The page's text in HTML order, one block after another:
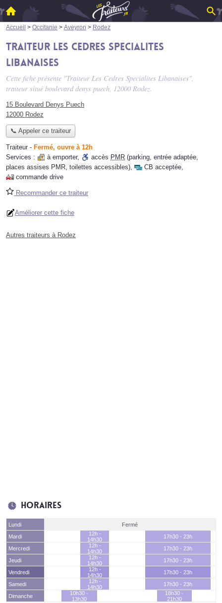
Accueil > Occitanie > Aveyron > Rodez
Traiteur Les Cedres Specialites
Libanaises
Cette fiche présente "Traiteur Les Cedres Specialites Libanaises",
traiteur situé boulevard denys puech, 12000 Rodez.
15 Boulevard Denys Puech
12000 Rodez
📞 Appeler ce traiteur
Traiteur - Fermé, ouvre à 12h
Services :
à emporter, accès PMR (parking, entrée adaptée,
places assises PMR, toilettes accessibles), CB acceptée,
commande drive
Recommander ce traiteur
Améliorer cette fiche
Autres traiteurs à Rodez
Horaires
Lundi
Fermé
Mardi
12h -
14h30
17h30 - 23h
Mercredi
12h -
14h30
17h30 - 23h
Jeudi
12h -
14h30
17h30 - 23h
Vendredi
12h -
14h30
17h30 - 23h
Samedi
12h -
14h30
17h30 - 23h
Dimanche
10h30 -
13h30
18h30 -
21h30